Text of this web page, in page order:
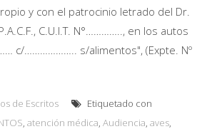
y con el patrocinio letrado del Dr.
C.U.I.T. N°………….., en los autos
c/……………….. s/alimentos", (Expte. Nº
de Escritos
Etiquetado con
, atención médica, Audiencia, aves,